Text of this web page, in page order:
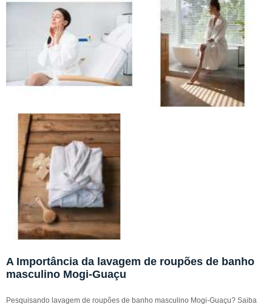
A Importância da lavagem de roupões de banho
masculino Mogi-Guaçu
Pesquisando lavagem de roupões de banho masculino Mogi-Guaçu? Saiba